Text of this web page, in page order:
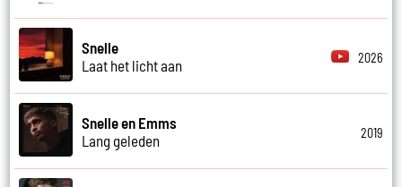
Snelle
Laat het licht aan
2026
Snelle en Emms
Lang geleden
2019